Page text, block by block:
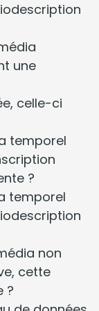
une
celle-ci
temporel
?
temporel
non
cette
?